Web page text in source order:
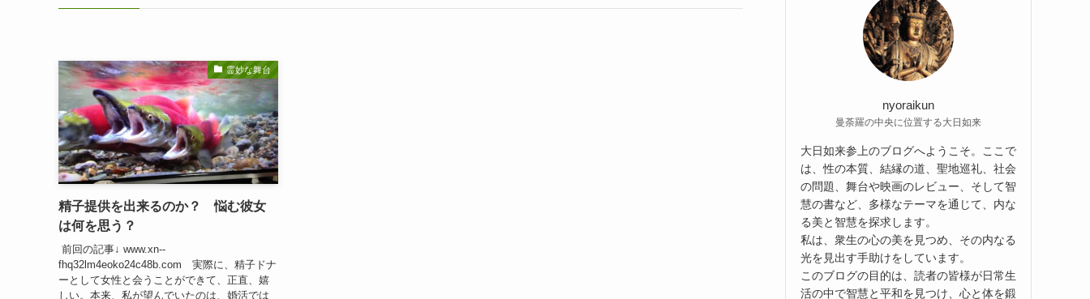
霊妙な舞台
精子提供を出来るのか？ 悩む彼女
は何を思う？
前回の記事↓ www.xn--
fhq32lm4eoko24c48b.com 実際に、精子ドナ
ーとして女性と会うことができて、正直、嬉
しい。本来、私が望んでいたのは、婚活では
nyoraikun
曼荼羅の中央に位置する大日如来
大日如来参上のブログへようこそ。ここで
は、性の本質、結縁の道、聖地巡礼、社会
の問題、舞台や映画のレビュー、そして智
慧の書など、多様なテーマを通じて、内な
る美と智慧を探求します。
私は、衆生の心の美を見つめ、その内なる
光を見出す手助けをしています。
このブログの目的は、読者の皆様が日常生
活の中で智慧と平和を見つけ、心と体を鍛